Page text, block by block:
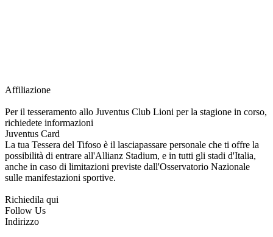
Affiliazione
Per il tesseramento allo Juventus Club Lioni per la stagione in corso,
richiedete informazioni
Juventus Card
La tua Tessera del Tifoso è il lasciapassare personale che ti offre la
possibilità di entrare all'Allianz Stadium, e in tutti gli stadi d'Italia,
anche in caso di limitazioni previste dall'Osservatorio Nazionale
sulle manifestazioni sportive.
Richiedila qui
Follow Us
Indirizzo